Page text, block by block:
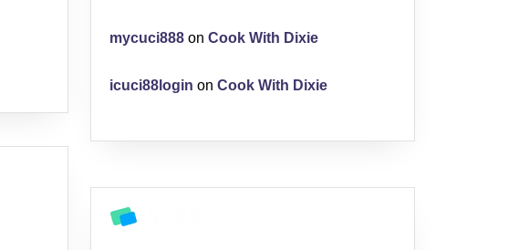
mycuci888 on Cook With Dixie
icuci88login on Cook With Dixie